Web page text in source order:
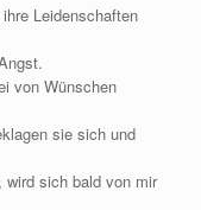
Leidenschaften
von Wünschen
sie sich und
wird sich bald von mir